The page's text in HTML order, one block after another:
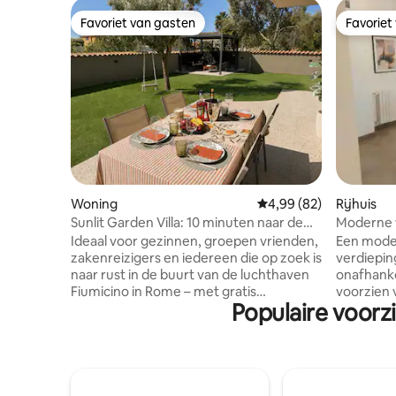
Favoriet van gasten
Favoriet van gasten
Woning Gemiddelde
4,99 (82)
Sunlit Garden Villa: 10 minuten naar de
luchthaven, 30 minuten naar Rome
Ideaal voor gezinnen, groepen vrienden,
zakenreizigers en iedereen die op zoek is
naar rust in de buurt van de luchthaven
Fiumicino in Rome – met gratis
parkeergelegenheid en directe
Rijhuis
Moderne
gezellige
Een
voorzien
netheid,
Populaire